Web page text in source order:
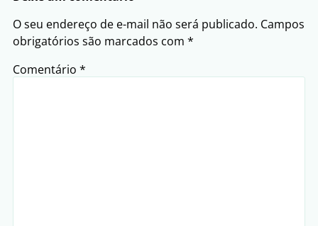
O seu endereço de e-mail não será publicado. Campos
obrigatórios são marcados com *
Comentário *